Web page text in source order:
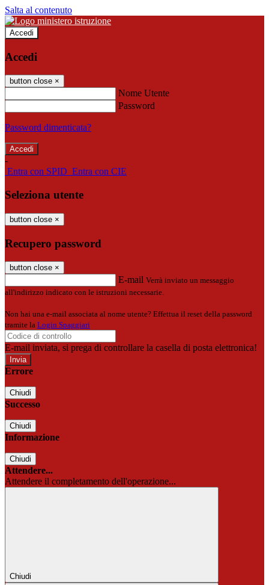
Salta al contenuto
Accedi
Accedi
button close ×
Nome Utente
Password
Password dimenticata?
-
Entra con SPID Entra con CIE
Seleziona utente
button close ×
Recupero password
button close ×
E-mail Verrà inviato un messaggio
all'indirizzo indicato con le istruzioni necessarie.
Non hai una e-mail associata al nome utente? Effettua il reset della password
tramite la Login Spaggiari
E-mail inviata, si prega di controllare la casella di posta elettronica!
Errore
Chiudi
Successo
Chiudi
Informazione
Chiudi
Attendere...
Attendere il completamento dell'operazione...
Chiudi